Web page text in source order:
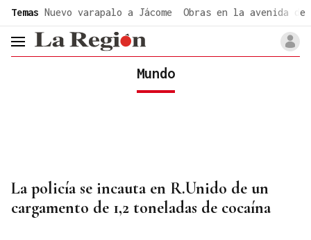
Temas Nuevo varapalo a Jácome Obras en la avenida de
header.menu.open
Mundo
La policía se incauta en R.Unido de un
cargamento de 1,2 toneladas de cocaína